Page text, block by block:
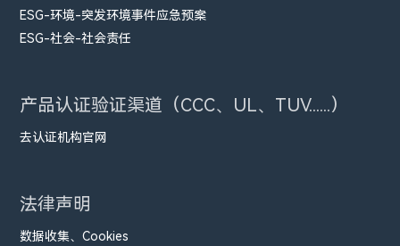
ESG-环境-突发环境事件应急预案
ESG-社会-社会责任
产品认证验证渠道（CCC、UL、TUV......）
去认证机构官网
法律声明
数据收集、Cookies